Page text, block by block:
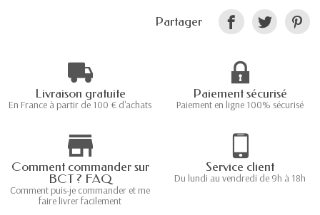
Partager
Livraison gratuite
En France à partir de 100 € d'achats
Paiement sécurisé
Paiement en ligne 100% sécurisé
Comment commander sur
BCT ? FAQ
Comment puis-je commander et me
faire livrer facilement
Service client
Du lundi au vendredi de 9h à 18h